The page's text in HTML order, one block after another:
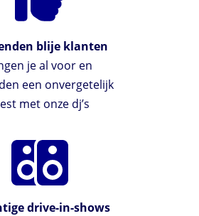
blije klanten
je al voor en
een onvergetelijk
met onze dj’s
drive-in-shows